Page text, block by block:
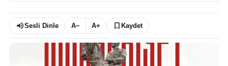
Sesli Dinle A− A+ Kaydet